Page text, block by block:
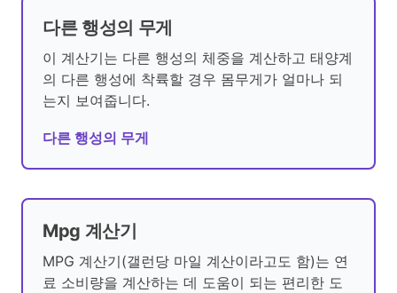
다른 행성의 무게
이 계산기는 다른 행성의 체중을 계산하고 태양계
의 다른 행성에 착륙할 경우 몸무게가 얼마나 되
는지 보여줍니다.
다른 행성의 무게
Mpg 계산기
MPG 계산기(갤런당 마일 계산이라고도 함)는 연
료 소비량을 계산하는 데 도움이 되는 편리한 도